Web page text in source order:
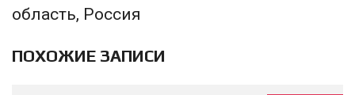
область, Россия
ПОХОЖИЕ ЗАПИСИ